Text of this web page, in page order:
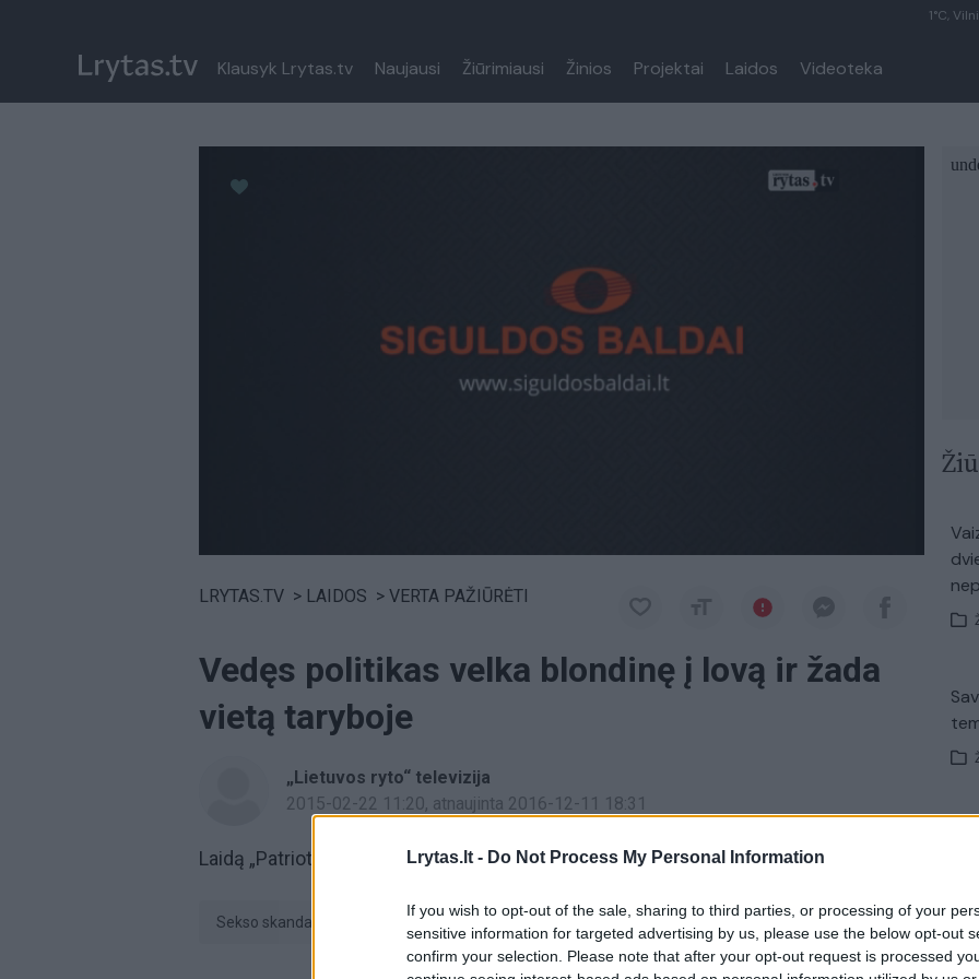
Lrytas.lt - Do Not Process My Personal Information
If you wish to opt-out of the sale, sharing to third parties, or processing of your
sensitive information for targeted advertising by us, please use the below opt-out
confirm your selection. Please note that after your opt-out request is processed
1°C,
Klausyk Lrytas.tv Naujausi Žiūrimiausi Žinios Projektai Laidos Videoteka
LRYTAS.TV > LAIDOS > VERTA PAŽIŪRĖTI
Vedęs politikas velka blondinę į lovą ir žada
vietą taryboje
„Lietuvos ryto“ televizija
2015-02-22 11:20, atnaujinta 2016-12-11 18:31
Laidą „Patriotai“ žiūrėkite antradienį nuo 21:30 val. per „Lietuvos ryto“ televiziją.
sekso skandalas laida Patriotai Telšiai